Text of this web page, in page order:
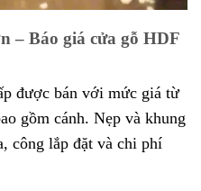
– Báo giá cửa gỗ HDF
được bán với mức giá từ
gồm cánh. Nẹp và khung
công lắp đặt và chi phí